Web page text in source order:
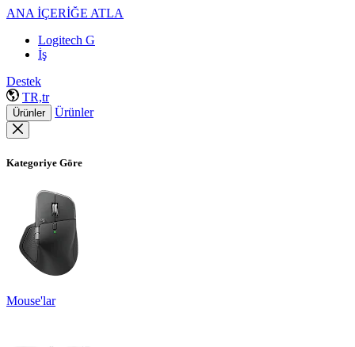
ANA İÇERİĞE ATLA
Logitech G
İş
Destek
TR,tr
Ürünler Ürünler
Kategoriye Göre
Mouse'lar